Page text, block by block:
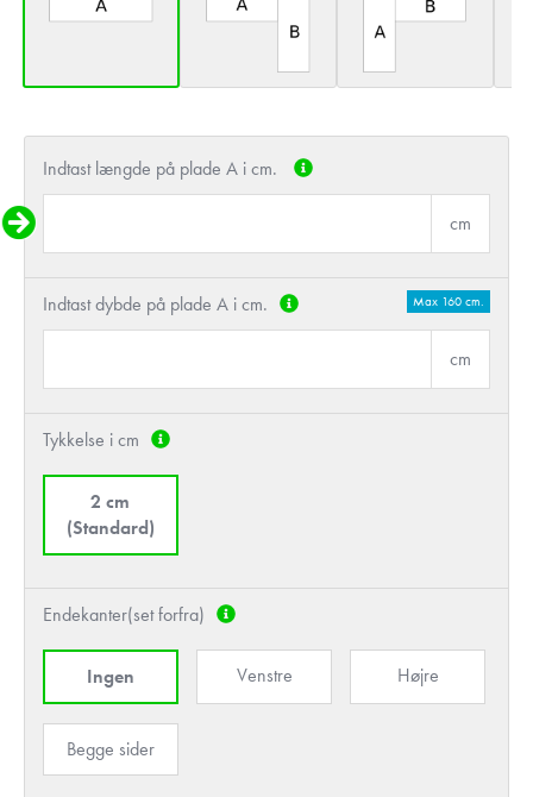
Indtast længde på plade A i cm.
cm
Indtast dybde på plade A i cm. Max 160 cm.
cm
Tykkelse i cm
2 cm
(Standard)
Endekanter(set forfra)
Ingen Venstre Højre
Begge sider